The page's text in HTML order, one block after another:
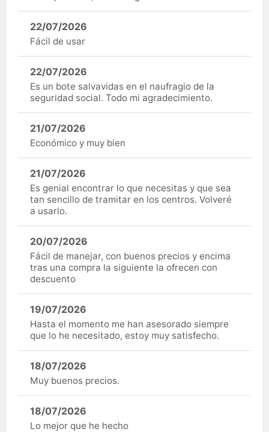
22/07/2026
Fácil de usar
22/07/2026
Es un bote salvavidas en el naufragio de la
seguridad social. Todo mi agradecimiento.
21/07/2026
Económico y muy bien
21/07/2026
Es genial encontrar lo que necesitas y que sea
tan sencillo de tramitar en los centros. Volveré
a usarlo.
20/07/2026
Fácil de manejar, con buenos precios y encima
tras una compra la siguiente la ofrecen con
descuento
19/07/2026
Hasta el momento me han asesorado siempre
que lo he necesitado, estoy muy satisfecho.
18/07/2026
Muy buenos precios.
18/07/2026
Lo mejor que he hecho